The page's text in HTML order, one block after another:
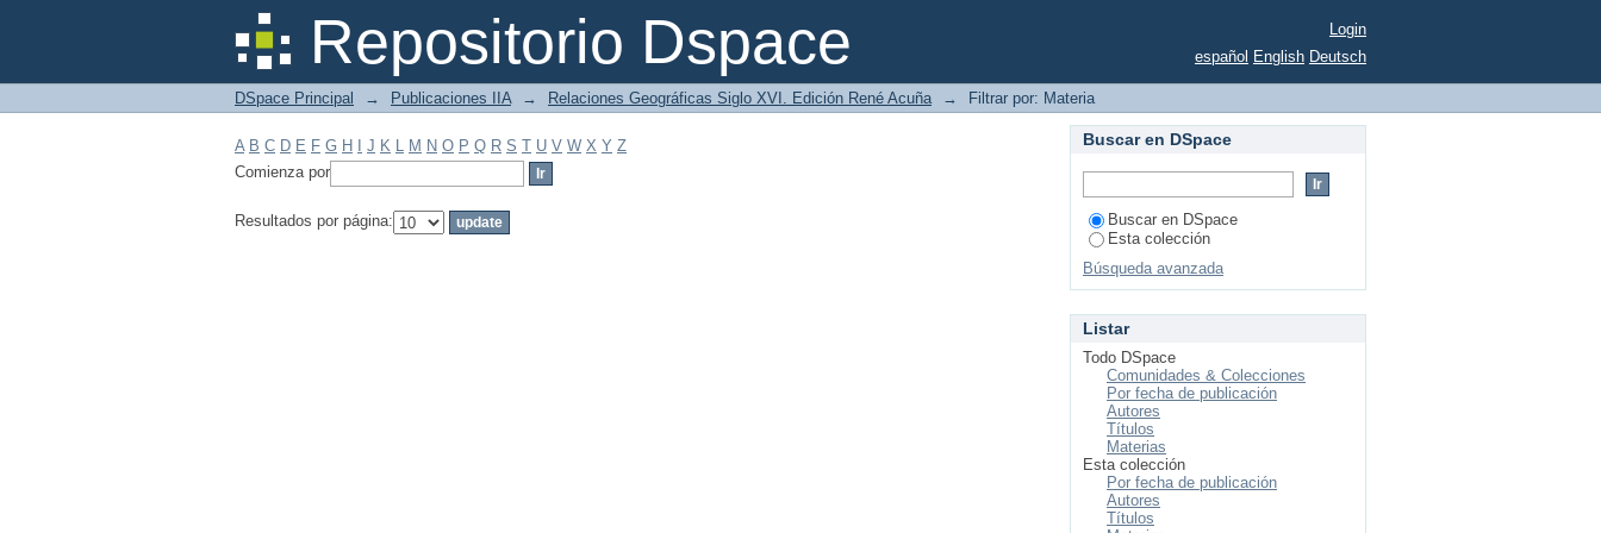
Repositorio Dspace
Filtrar por: Materia
Login
español English Deutsch
DSpace Principal → Publicaciones IIA → Relaciones Geográficas Siglo XVI. Edición René Acuña → Filtrar por: Materia
A B C D E F G H J K L M N O P Q R S T U V W X Y Z
Comienza por
Resultados por página:
Buscar en DSpace
Buscar en DSpace
Esta colección
Búsqueda avanzada
Listar
Todo DSpace
Comunidades & Colecciones
Por fecha de publicación
Autores
Títulos
Materias
Esta colección
Por fecha de publicación
Autores
Títulos